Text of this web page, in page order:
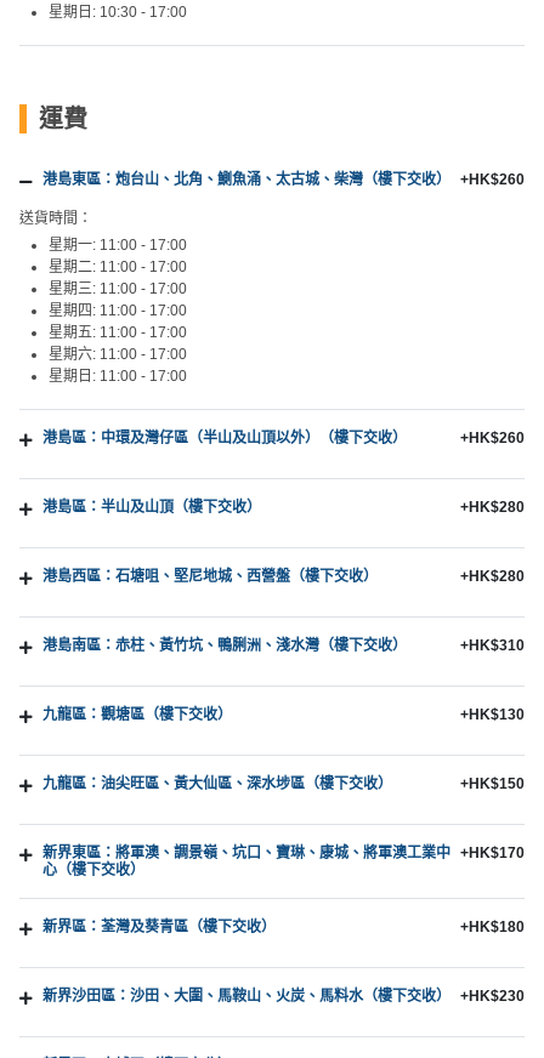
星期日: 10:30 - 17:00
運費
港島東區：炮台山、北角、鰂魚涌、太古城、柴灣（樓下交收） +HK$260
送貨時間：
星期一: 11:00 - 17:00
星期二: 11:00 - 17:00
星期三: 11:00 - 17:00
星期四: 11:00 - 17:00
星期五: 11:00 - 17:00
星期六: 11:00 - 17:00
星期日: 11:00 - 17:00
港島區：中環及灣仔區（半山及山頂以外）（樓下交收） +HK$260
港島區：半山及山頂（樓下交收） +HK$280
港島西區：石塘咀、堅尼地城、西營盤（樓下交收） +HK$280
港島南區：赤柱、黃竹坑、鴨脷洲、淺水灣（樓下交收） +HK$310
九龍區：觀塘區（樓下交收） +HK$130
九龍區：油尖旺區、黃大仙區、深水埗區（樓下交收） +HK$150
新界東區：將軍澳、調景嶺、坑口、寶琳、康城、將軍澳工業中
心（樓下交收）
+HK$170
新界區：荃灣及葵青區（樓下交收） +HK$180
新界沙田區：沙田、大圍、馬鞍山、火炭、馬料水（樓下交收） +HK$230